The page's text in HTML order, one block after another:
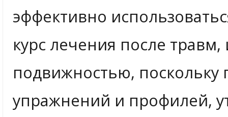
эффективно
курс лечения после
подвижностью, поскольку
упражнений и профилей,